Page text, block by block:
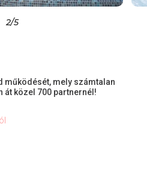
2/5
működését, mely számtalan
át közel 700 partnernél!